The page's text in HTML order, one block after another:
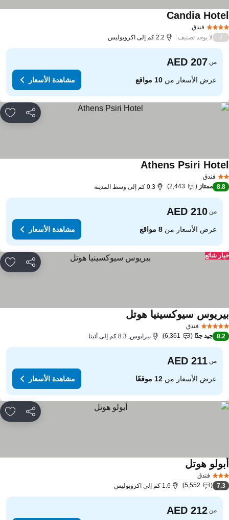
فندق
Candiaمشاهدة الأسعار
لا يوجد تصنيف 2.2 كم إلى اكروبوليس
من
عرض الأسعار من10 مواقع مشاهدة الأسعار
مشاركة
فندق
Athens Psiri مشاهدة الأسعار
8.8 ممتاز 2,443 0.3 كم إلى وسط المدينة
من
عرض الأسعار من8 مواقع مشاهدة الأسعار
مشاركة
شائع
فندق
سيوكسينيا هوتلمشاهدة الأسعار
8.2 جيد جدًا 6,361 بيرايوس, 8.3 كم إلى أثينا
من
عرض الأسعار من12 موقعًا مشاهدة الأسعار
مشاركة
فندق
هوتلمشاهدة الأسعار
7.3
5,552 1.6 كم إلى اكروبوليس
من